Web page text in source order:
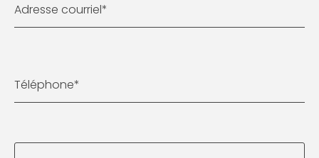
Adresse courriel*
Téléphone*